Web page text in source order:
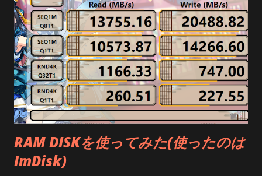
て気がするけど おしまい
トール そしてスマホにドングルを刺して、このアプリ内からイ
ヤホンをペアリング そしてそのドングルをWindows11の空いて
るUSB TYPE-Cポートに突き刺す 音が出た！ やったね 結局
音が良くなった? どうなんだろうね 正直言ってよくわからん
ただ、マイケルジャクソンのThe Jamのオープニングのガラス
の割れる音は 今までよりも細かくパリパリ聞こえるようになっ
たから効果はあったんだと思う それと遅延が少なくなった
finalのZE3000 SVというイヤホンを使っていたのだけど今まで
のただのUSBドングルで YouTubeを見てると明らかに音と画面
のタイミングがずれてて、 Bluetoothイヤホンってこんなもんか
RAM DISKを使ってみた(使ったのは
ImDisk)